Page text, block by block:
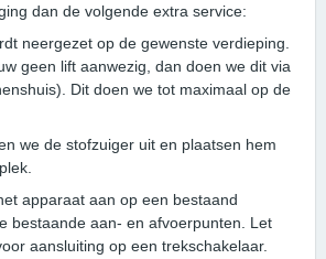
dan de volgende extra service:
neergezet op de gewenste verdieping.
geen lift aanwezig, dan doen we dit via
Dit doen we tot maximaal op de
we de stofzuiger uit en plaatsen hem
apparaat aan op een bestaand
bestaande aan- en afvoerpunten. Let
aansluiting op een trekschakelaar.